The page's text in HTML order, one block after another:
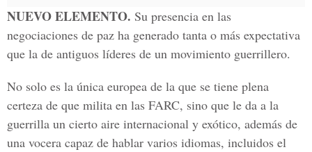
NUEVO ELEMENTO. Su presencia en las
negociaciones de paz ha generado tanta o más expectativa
que la de antiguos líderes de un movimiento guerrillero.
No solo es la única europea de la que se tiene plena
certeza de que milita en las FARC, sino que le da a la
guerrilla un cierto aire internacional y exótico, además de
una vocera capaz de hablar varios idiomas, incluidos el